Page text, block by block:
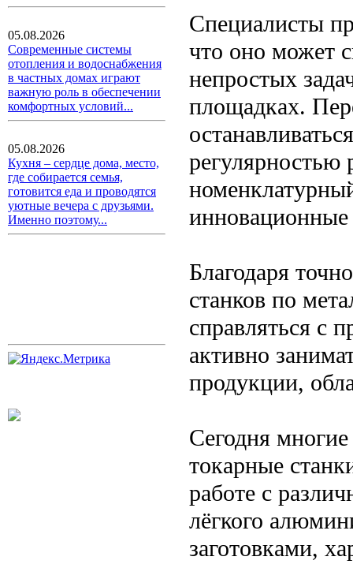
05.08.2026
Современные системы
отопления и водоснабжения
в частных домах играют
важную роль в обеспечении
комфортных условий...
05.08.2026
Кухня – сердце дома, место,
где собирается семья,
готовится еда и проводятся
уютные вечера с друзьями.
Именно поэтому...
Специалисты
что оно может
непростых
площадках.
Благодаря
станков по
справляться с
активно
продукции,
Сегодня
токарные
работе с
лёгкого
заготовками,